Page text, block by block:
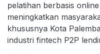
pelatihan berbasis
meningkatkan
khususnya Kota
industri fintech P2P